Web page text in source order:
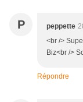
P peppette
<br />
Biz<br />
Répondre